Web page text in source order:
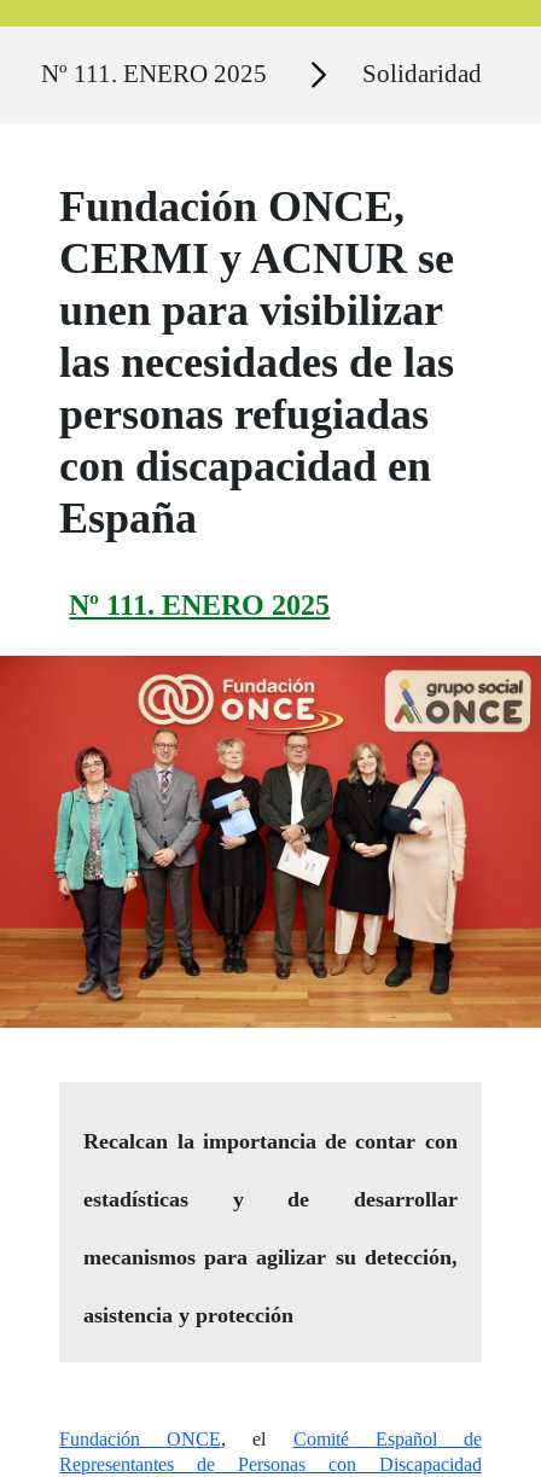
Nº 111. ENERO 2025 Secciones Solidaridad
Fundación ONCE,
CERMI y ACNUR se
unen para visibilizar
las necesidades de las
personas refugiadas
con discapacidad en
España
Nº 111. ENERO 2025
Recalcan la importancia de contar con
estadísticas y de desarrollar
mecanismos para agilizar su detección,
asistencia y protección
Fundación ONCE, el Comité Español de
Representantes de Personas con Discapacidad